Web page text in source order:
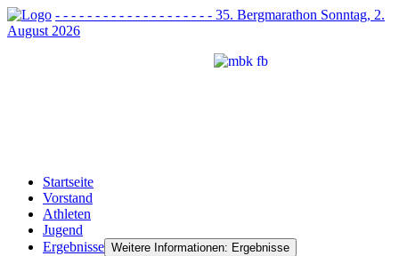
- - - - - - - - - - - - - - - - - - - - 35. Bergmarathon Sonntag, 2.
August 2026
Startseite
Vorstand
Athleten
Jugend
Ergebnisse Weitere Informationen: Ergebnisse